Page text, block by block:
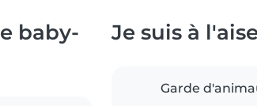
baby-
Je suis à
Garde